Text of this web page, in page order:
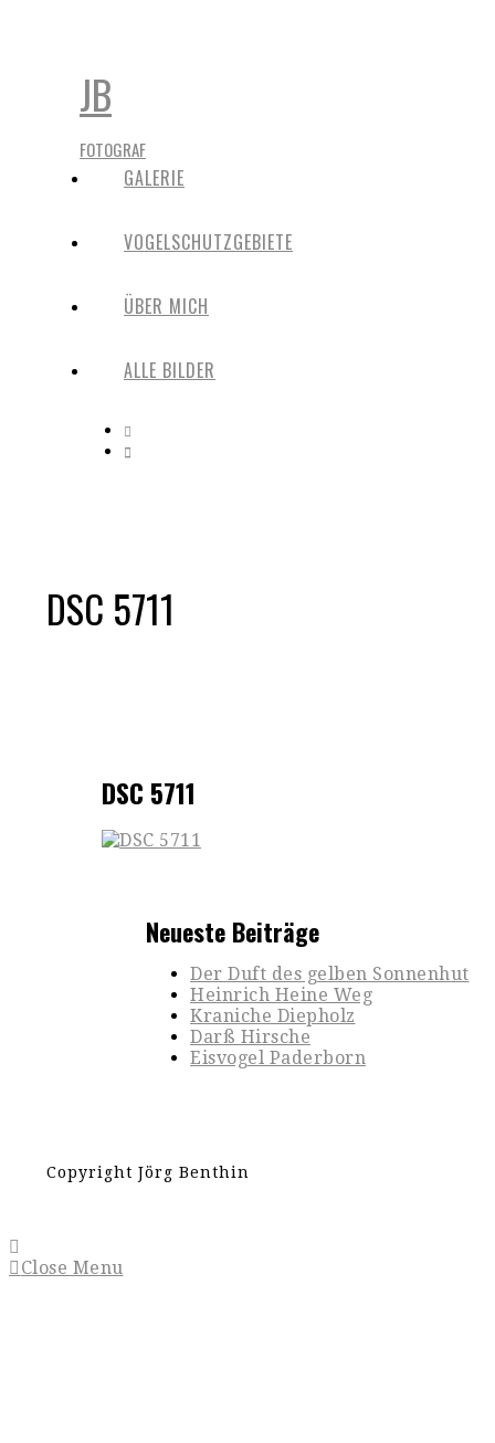
JB
FOTOGRAF
GALERIE
VOGELSCHUTZGEBIETE
ÜBER MICH
ALLE BILDER
DSC 5711
DSC 5711
Neueste Beiträge
Der Duft des gelben Sonnenhut
Heinrich Heine Weg
Kraniche Diepholz
Darß Hirsche
Eisvogel Paderborn
Copyright Jörg Benthin
Close Menu